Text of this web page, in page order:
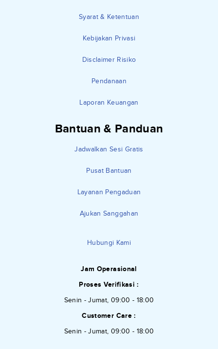
Syarat & Ketentuan
Kebijakan Privasi
Disclaimer Risiko
Pendanaan
Laporan Keuangan
Bantuan & Panduan
Jadwalkan Sesi Gratis
Pusat Bantuan
Layanan Pengaduan
Ajukan Sanggahan
Hubungi Kami
Jam Operasional
Proses Verifikasi :
Senin - Jumat, 09:00 - 18:00
Customer Care :
Senin - Jumat, 09:00 - 18:00